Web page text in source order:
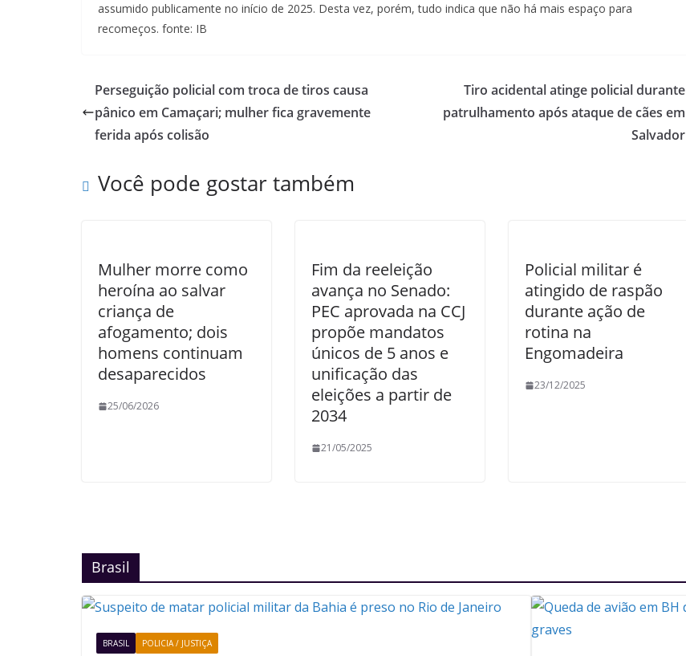
assumido publicamente no início de 2025. Desta vez, porém, tudo indica que não há mais espaço para
recomeços. fonte: IB
Perseguição policial com troca de tiros causa
pânico em Camaçari; mulher fica gravemente
ferida após colisão
Tiro acidental atinge policial durante
patrulhamento após ataque de cães em
Salvador
Você pode gostar também
Mulher morre como
heroína ao salvar
criança de
afogamento; dois
homens continuam
desaparecidos
25/06/2026
Fim da reeleição
avança no Senado:
PEC aprovada na CCJ
propõe mandatos
únicos de 5 anos e
unificação das
eleições a partir de
2034
21/05/2025
Policial militar é
atingido de raspão
durante ação de
rotina na
Engomadeira
23/12/2025
Brasil
BRASIL POLICIA / JUSTIÇA